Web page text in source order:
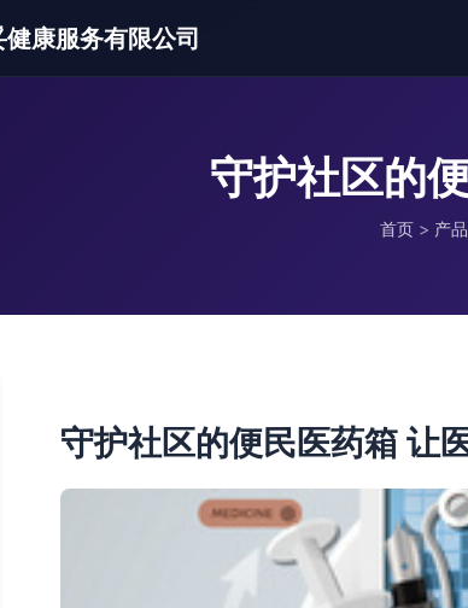
康服务有限公司
守护社区的
首页 > 产
守护社区的便民医药箱 让